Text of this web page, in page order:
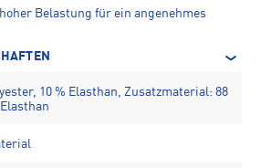
Belastung für ein angenehmes
10 % Elasthan, Zusatzmaterial: 88